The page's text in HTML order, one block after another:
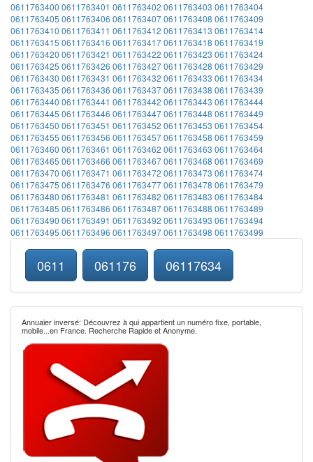
0611763400 0611763401 0611763402 0611763403 0611763404
0611763405 0611763406 06117634070611763408 0611763409
0611763410 0611763411 0611763412 0611763413 0611763414
0611763415 0611763416 06117634170611763418 0611763419
0611763420 0611763421 0611763422 0611763423 0611763424
0611763425 0611763426 06117634270611763428 0611763429
0611763430 0611763431 0611763432 0611763433 0611763434
0611763435 0611763436 06117634370611763438 0611763439
0611763440 0611763441 0611763442 0611763443 0611763444
0611763445 0611763446 06117634470611763448 0611763449
0611763450 0611763451 0611763452 0611763453 0611763454
0611763455 0611763456 06117634570611763458 0611763459
0611763460 0611763461 0611763462 0611763463 0611763464
0611763465 0611763466 06117634670611763468 0611763469
0611763470 0611763471 0611763472 0611763473 0611763474
0611763475 0611763476 06117634770611763478 0611763479
0611763480 0611763481 0611763482 0611763483 0611763484
0611763485 0611763486 06117634870611763488 0611763489
0611763490 0611763491 0611763492 0611763493 0611763494
0611763495 0611763496 06117634970611763498 0611763499
0611 061176 06117634
Annuaier inversé: Découvrez à qui appartient un numéro fixe, portable,
mobile...en France. Recherche Rapide et Anonyme.